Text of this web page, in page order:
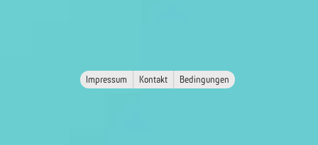
Impressum Kontakt Bedingungen